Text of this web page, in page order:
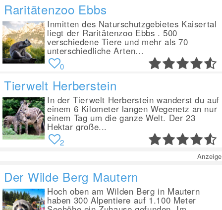
Raritätenzoo Ebbs
Inmitten des Naturschutzgebietes Kaisertal
liegt der Raritätenzoo Ebbs . 500
verschiedene Tiere und mehr als 70
unterschiedliche Arten...
0
Tierwelt Herberstein
In der Tierwelt Herberstein wanderst du auf
einem 6 Kilometer langen Wegenetz an nur
einem Tag um die ganze Welt. Der 23
Hektar große...
2
Anzeige
Der Wilde Berg Mautern
Hoch oben am Wilden Berg in Mautern
haben 300 Alpentiere auf 1.100 Meter